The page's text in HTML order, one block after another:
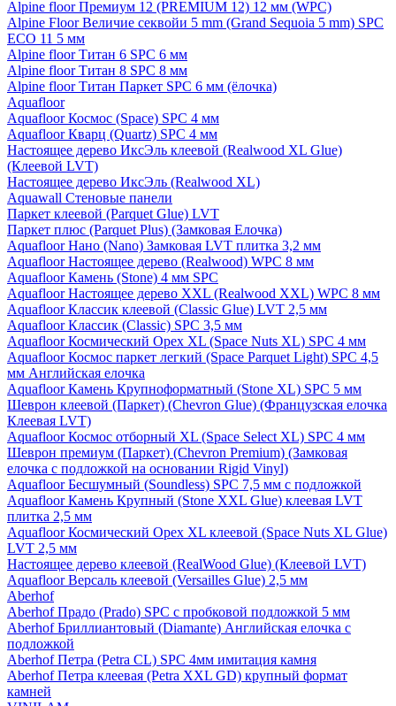
Alpine floor Премиум 12 (PREMIUM 12) 12 мм (WPC)
Alpine Floor Величие секвойи 5 mm (Grand Sequoia 5 mm) SPC
ECO 11 5 мм
Alpine floor Титан 6 SPC 6 мм
Alpine floor Титан 8 SPC 8 мм
Alpine floor Титан Паркет SPC 6 мм (ёлочка)
Aquafloor
Aquafloor Космос (Space) SPC 4 мм
Aquafloor Кварц (Quartz) SPC 4 мм
Настоящее дерево ИксЭль клеевой (Realwood XL Glue)
(Клеевой LVT)
Настоящее дерево ИксЭль (Realwood XL)
Aquawall Стеновые панели
Паркет клеевой (Parquet Glue) LVT
Паркет плюс (Parquet Plus) (Замковая Елочка)
Aquafloor Нано (Nano) Замковая LVT плитка 3,2 мм
Aquafloor Настоящее дерево (Realwood) WPC 8 мм
Aquafloor Камень (Stone) 4 мм SPC
Aquafloor Настоящее дерево XXL (Realwood XXL) WPC 8 мм
Aquafloor Классик клеевой (Classic Glue) LVT 2,5 мм
Aquafloor Классик (Classic) SPC 3,5 мм
Aquafloor Космический Орех XL (Space Nuts XL) SPC 4 мм
Aquafloor Космос паркет легкий (Space Parquet Light) SPC 4,5
мм Английская елочка
Aquafloor Камень Крупноформатный (Stone XL) SPC 5 мм
Шеврон клеевой (Паркет) (Chevron Glue) (Французская елочка
Клеевая LVT)
Aquafloor Космос отборный XL (Space Select XL) SPC 4 мм
Шеврон премиум (Паркет) (Chevron Premium) (Замковая
елочка с подложкой на основании Rigid Vinyl)
Aquafloor Бесшумный (Soundless) SPC 7,5 мм с подложкой
Aquafloor Камень Крупный (Stone XXL Glue) клеевая LVT
плитка 2,5 мм
Aquafloor Космический Орех XL клеевой (Space Nuts XL Glue)
LVT 2,5 мм
Настоящее дерево клеевой (RealWood Glue) (Клеевой LVT)
Aquafloor Версаль клеевой (Versailles Glue) 2,5 мм
Aberhof
Aberhof Прадо (Prado) SPC с пробковой подложкой 5 мм
Aberhof Бриллиантовый (Diamante) Английская елочка с
подложкой
Aberhof Петра (Petra CL) SPC 4мм имитация камня
Aberhof Петра клеевая (Petra XXL GD) крупный формат
камней